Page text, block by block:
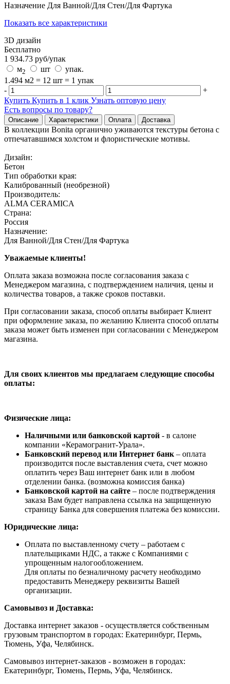
Назначение Для Ванной/Для Стен/Для Фартука
Показать все характеристики
3D дизайн
Бесплатно
1 934.73 руб/упак
м2 шт
упак.
1.494 м2 = 12 шт = 1 упак
-
+
Купить Купить в 1 клик Узнать оптовую цену
Есть вопросы по товару?
Описание Характеристики Оплата Доставка
В коллекции Bonita органично уживаются текстуры бетона с
отпечатавшимся холстом и флористические мотивы.
Дизайн:
Бетон
Тип обработки края:
Калиброванный (необрезной)
Производитель:
ALMA CERAMICA
Страна:
Россия
Назначение:
Для Ванной/Для Стен/Для Фартука
Уважаемые клиенты!
Оплата заказа возможна после согласования заказа с
Менеджером магазина, с подтверждением наличия, цены и
количества товаров, а также сроков поставки.
При согласовании заказа, способ оплаты выбирает Клиент
при оформление заказа, по желанию Клиента способ оплаты
заказа может быть изменен при согласовании с Менеджером
магазина.
Для своих клиентов мы предлагаем следующие способы
оплаты:
Физические лица:
Наличными или банковской картой - в салоне
компании «Керамогранит-Урала».
Банковский перевод или Интернет банк – оплата
производится после выставления счета, счет можно
оплатить через Ваш интернет банк или в любом
отделении банка. (возможна комиссия банка)
Банковской картой на сайте – после подтверждения
заказа Вам будет направлена ссылка на защищенную
страницу Банка для совершения платежа без комиссии.
Юридические лица:
Оплата по выставленному счету – работаем с
плательщиками НДС, а также с Компаниями с
упрощенным налогообложением.
Для оплаты по безналичному расчету необходимо
предоставить Менеджеру реквизиты Вашей
организации.
Самовывоз и Доставка:
Доставка интернет заказов - осуществляется собственным
грузовым транспортом в городах: Екатеринбург, Пермь,
Тюмень, Уфа, Челябинск.
Самовывоз интернет-заказов - возможен в городах:
Екатеринбург, Тюмень, Пермь, Уфа, Челябинск.